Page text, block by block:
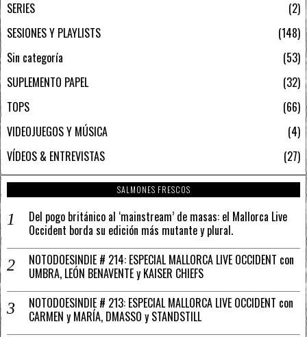
SERIES
2
SESIONES Y PLAYLISTS
148
Sin categoría
53
SUPLEMENTO PAPEL
32
TOPS
66
VIDEOJUEGOS Y MÚSICA
4
VÍDEOS & ENTREVISTAS
27
SALMONES FRESCOS
Del pogo británico al ‘mainstream’ de masas: el Mallorca Live
Occident borda su edición más mutante y plural.
NOTODOESINDIE # 214: ESPECIAL MALLORCA LIVE OCCIDENT con
UMBRA, LEÓN BENAVENTE y KAISER CHIEFS
NOTODOESINDIE # 213: ESPECIAL MALLORCA LIVE OCCIDENT con
CARMEN y MARÍA, DMASSO y STANDSTILL